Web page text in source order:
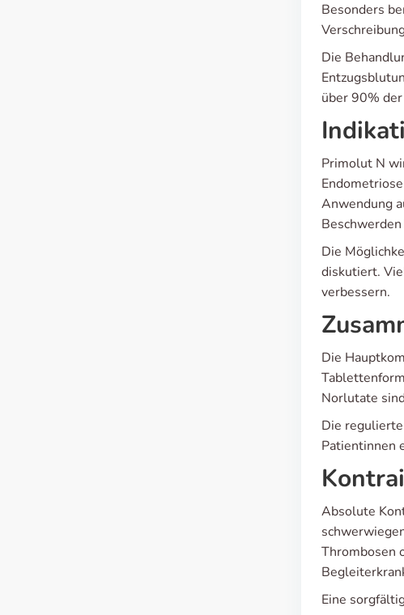
Besonders
Die
über 90%
Primolut N
Anwendung
Die
diskutiert.
verbessern.
Die
Norlutate
Die
Patientinnen
Absolute
Thrombosen
Eine